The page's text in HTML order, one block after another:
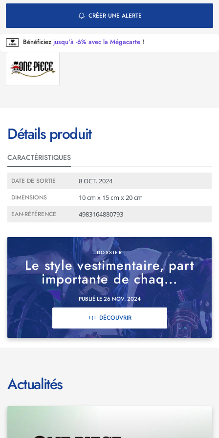
CRÉER UNE ALERTE
Bénéficiez jusqu'à -6% avec la Mégacarte !
Détails produit
CARACTÉRISTIQUES
Détails produit
DATE DE SORTIE
8 OCT. 2024
DIMENSIONS
10 cm x 15 cm x 20 cm
EAN-RÉFÉRENCE
4983164880793
DOSSIER
Le style vestimentaire, part
importante de chaq...
PUBLIÉ LE 26 NOV. 2024
DÉCOUVRIR
Actualités